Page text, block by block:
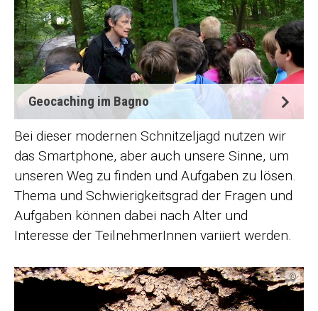
Geocaching im Bagno
Bei dieser modernen Schnitzeljagd nutzen wir
das Smartphone, aber auch unsere Sinne, um
unseren Weg zu finden und Aufgaben zu lösen.
Thema und Schwierigkeitsgrad der Fragen und
Aufgaben können dabei nach Alter und
Interesse der TeilnehmerInnen variiert werden.
©